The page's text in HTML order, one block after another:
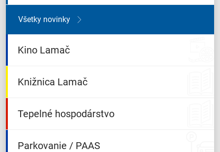
Všetky novinky
Kino Lamač
Knižnica Lamač
Tepelné hospodárstvo
Parkovanie / PAAS